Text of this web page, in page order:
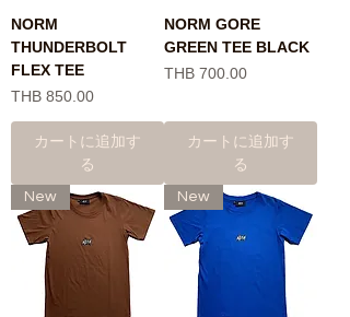
NORM
THUNDERBOLT
FLEX TEE
価格
THB 850.00
カートに追加す
る
NORM GORE
GREEN TEE BLACK
価格
THB 700.00
カートに追加す
る
New New